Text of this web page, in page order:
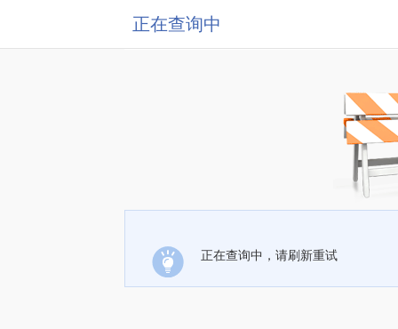
正在查询中
正在查询中，请刷新重试